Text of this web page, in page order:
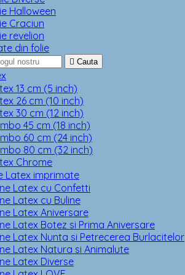
Halloween
Craciun
revelion
din folie
 Cauta
13 cm (5 inch)
26 cm (10 inch)
30 cm (12 inch)
45 cm (18 inch)
60 cm (24 inch)
80 cm (32 inch)
Chrome
Latex imprimate
Latex cu Confetti
Latex cu Buline
Latex Aniversare
Latex Botez si Prima Aniversare
Latex Nunta si Petrecerea Burlacitelor
Latex Natura si Animalute
Latex Diverse